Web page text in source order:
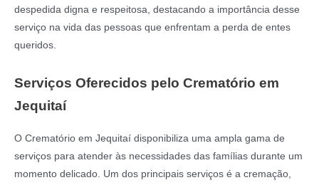
despedida digna e respeitosa, destacando a importância desse
serviço na vida das pessoas que enfrentam a perda de entes
queridos.
Serviços Oferecidos pelo Crematório em
Jequitaí
O Crematório em Jequitaí disponibiliza uma ampla gama de
serviços para atender às necessidades das famílias durante um
momento delicado. Um dos principais serviços é a cremação,